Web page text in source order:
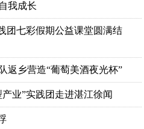
我成长
团七彩假期公益课堂圆满结
返乡营造“葡萄美酒夜光杯”
业”实践团走进湛江徐闻